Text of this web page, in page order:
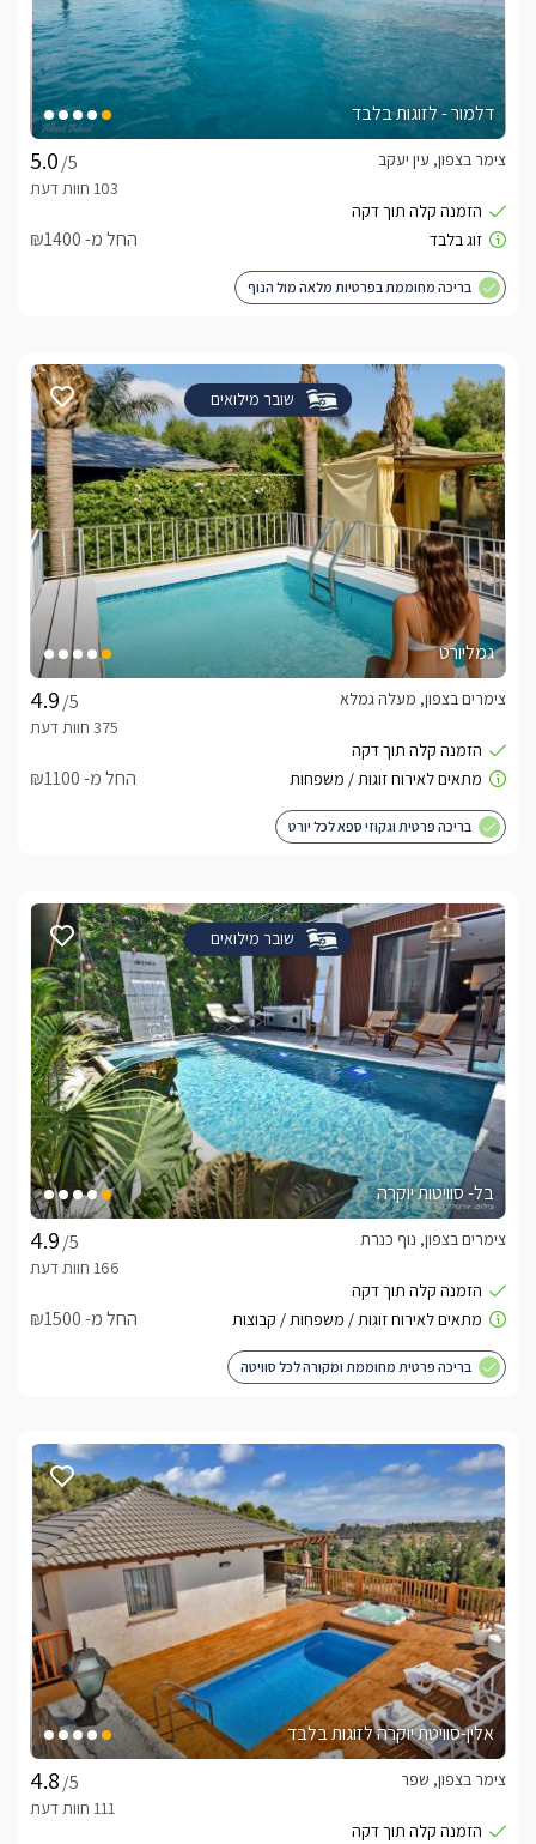
דלמור - לזוגות בלבד
/5
צימר בצפון, עין יעקב
החל מ- ₪1400
בריכה מחוממת בפרטיות מלאה מול הנוף
שובר מילואים
גמליורט
/5
צימרים בצפון, מעלה גמלא
החל מ- ₪1100
בריכה פרטית וגקוזי ספא לכל יורט
שובר מילואים
בל- סוויטות יוקרה
/5
צימרים בצפון, נוף כנרת
החל מ- ₪1500
בריכה פרטית מחוממת ומקורה לכל סוויטה
אלין-סוויטת יוקרה לזוגות בלבד
/5
צימר בצפון, שפר